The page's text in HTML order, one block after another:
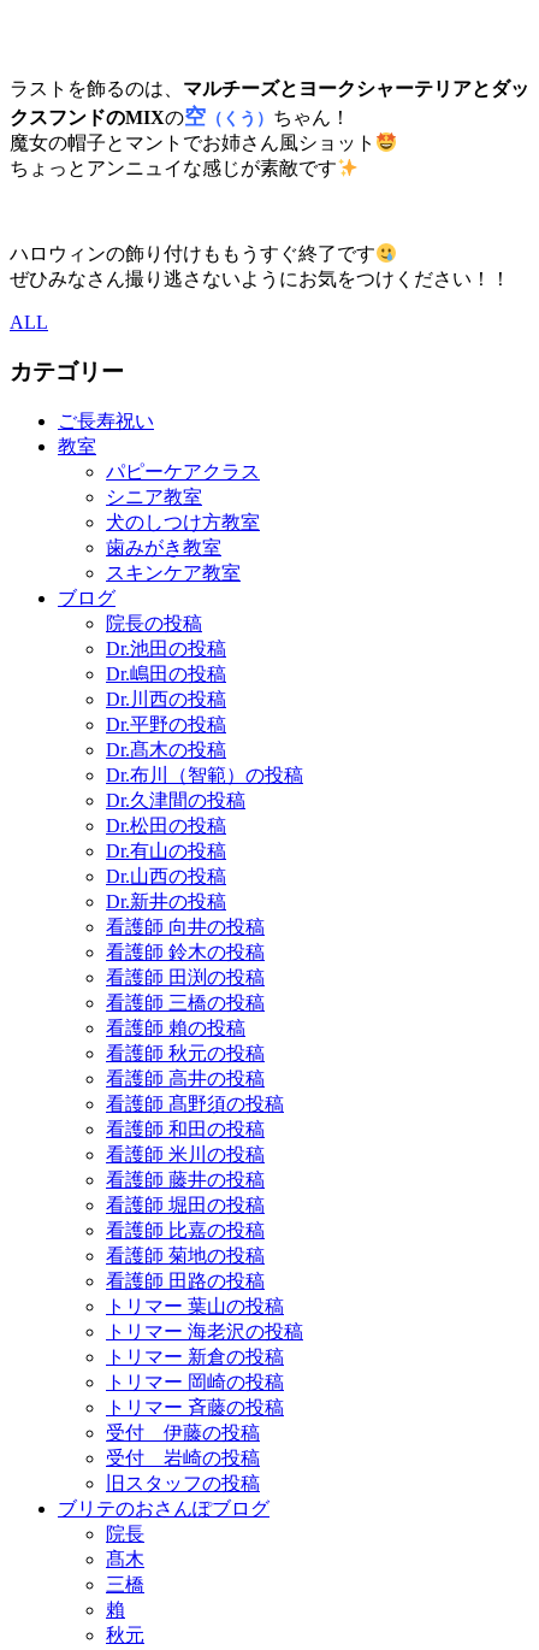
ラストを飾るのは、 マルチーズとヨークシャーテリアとダッ
クスフンドのMIXの空 （くう） ちゃん！
魔女の帽子とマントでお姉さん風ショット
ちょっとアンニュイな感じが素敵です
ハロウィンの飾り付けももうすぐ終了です
ぜひみなさん撮り逃さないようにお気をつけください！！
ALL
カテゴリー
ご長寿祝い
教室
パピーケアクラス
シニア教室
犬のしつけ方教室
歯みがき教室
スキンケア教室
ブログ
院長の投稿
Dr.池田の投稿
Dr.嶋田の投稿
Dr.川西の投稿
Dr.平野の投稿
Dr.髙木の投稿
Dr.布川（智範）の投稿
Dr.久津間の投稿
Dr.松田の投稿
Dr.有山の投稿
Dr.山西の投稿
Dr.新井の投稿
看護師 向井の投稿
看護師 鈴木の投稿
看護師 田渕の投稿
看護師 三橋の投稿
看護師 賴の投稿
看護師 秋元の投稿
看護師 高井の投稿
看護師 髙野須の投稿
看護師 和田の投稿
看護師 米川の投稿
看護師 藤井の投稿
看護師 堀田の投稿
看護師 比嘉の投稿
看護師 菊地の投稿
看護師 田路の投稿
トリマー 葉山の投稿
トリマー 海老沢の投稿
トリマー 新倉の投稿
トリマー 岡崎の投稿
トリマー 斉藤の投稿
受付 伊藤の投稿
受付 岩崎の投稿
旧スタッフの投稿
ブリテのおさんぽブログ
院長
髙木
三橋
賴
秋元